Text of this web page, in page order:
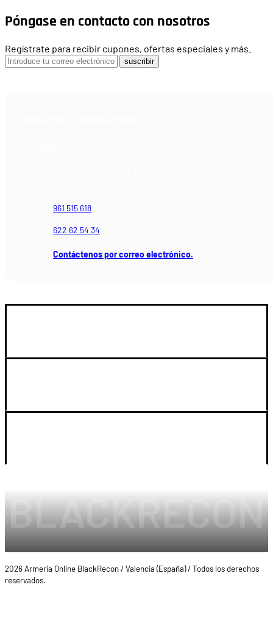
Póngase en contacto con nosotros
Regístrate para recibir cupones, ofertas especiales y más.
suscribir
961 515 618
622 62 54 34
Contáctenos por correo electrónico.
2026 Armeria Online BlackRecon / Valencia (España) / Todos los derechos
reservados.